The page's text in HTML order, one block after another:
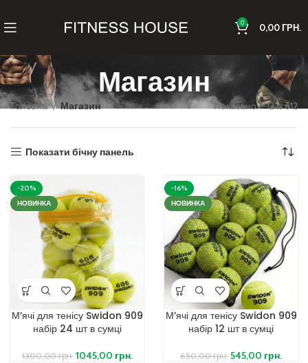
0 0,00ГРН.
Магазин
Головна Магазин Показано 1–12 із 612
Показати бічну панель
-20%
НОВИНКА
М’ячі для тенісу Swidon 909
набір 24 шт в сумці
1300,00грн. 1045,00 грн.
-16%
НОВИНКА
М’ячі для тенісу Swidon 909
набір 12 шт в сумці
650,00грн. 545,00 грн.